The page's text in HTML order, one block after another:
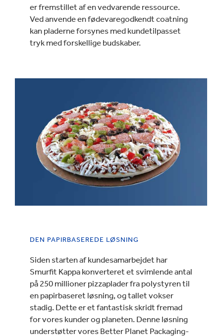
er fremstillet af en vedvarende ressource.
Ved anvende en fødevaregodkendt coatning
kan pladerne forsynes med kundetilpasset
tryk med forskellige budskaber.
DEN PAPIRBASEREDE LØSNING
Siden starten af kundesamarbejdet har
Smurfit Kappa konverteret et svimlende antal
på 250 millioner pizzaplader fra polystyren til
en papirbaseret løsning, og tallet vokser
stadig. Dette er et fantastisk skridt fremad
for vores kunder og planeten. Denne løsning
understøtter vores Better Planet Packaging-